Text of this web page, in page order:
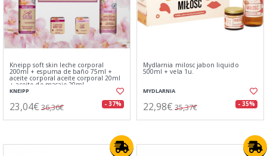
Kneipp soft skin leche corporal
200ml + espuma de baño 75ml +
aceite corporal aceite corporal 20ml
+ aceite de masaje 20ml
KNEIPP
23,04€ 36,36€ - 37%
Mydlarnia milosc jabon liquido
500ml + vela 1u.
MYDLARNIA
22,98€ 35,37€ - 35%